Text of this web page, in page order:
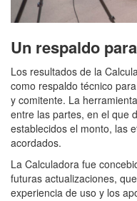
Un respaldo
Los resultados de la
como respaldo técnico
y comitente. La
entre las partes, en el que
establecidos el monto, las
acordados.
La Calculadora fue
futuras actualizaciones,
experiencia de uso y los